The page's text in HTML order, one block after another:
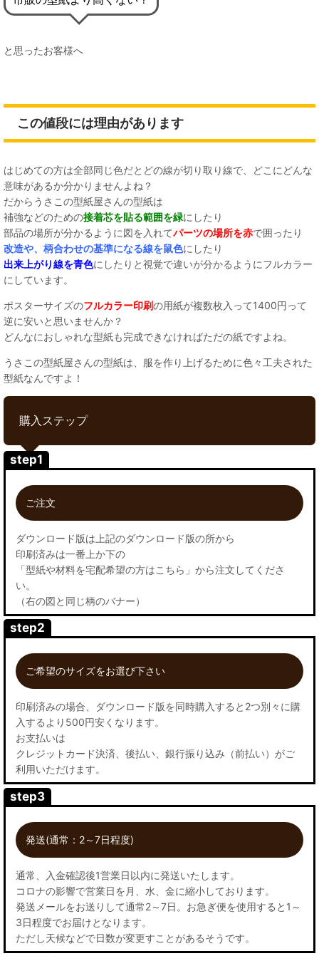
と思ったお客様へ
この値段には理由があります
はじめての方は全部同じ色だとどの線が切り取り線で、どこにどんな
意味があるか分かりませんよね？
だからうさこの型紙屋さんの型紙は
補強などのための接着芯を貼る範囲を緑にしたり
部品の場所が分かるように図を入れてパーツの場所を赤で囲ったり
改造や、柄合わせの基準になる線を鼠色にしたり
出来上がり線を青色にしたりと視覚で違いが分かるようにフルカラー
にしています。
ポスターサイズのフルカラー印刷の用紙が複数枚入って1400円って
逆に安いと思いませんか？
どんなにおしゃれな型紙も完成できなければただの紙ですよね。
うさこの型紙屋さんの型紙は、服を作り上げるために色々工夫された
型紙なんですよ！
購入ステップ
step1
ご注文
ダウンロード版は上記のダウンロード版の所から
印刷済みは一番上か下の
「型紙や材料を宅配希望の方はこちら」から注文してくださ
い。
（右の図と同じ柄のバナー）
step2
ご希望のサイズをお選び下さい
印刷済みの場合、ダウンロード版を同時購入すると2つ別々に購
入するより500円安くなります。
お支払いは
クレジットカード決済、後払い、銀行振り込み（前払い）がご
利用いただけます。
step3
発送(通常：2～7日程度)
通常、入金確認後1営業日以内に発送いたします。
コロナの影響で営業日を月、水、金に縮小しております。
発送メールをお送りして通常2～7日。お急ぎ便を使用すると1～
3日程度でお届けとなります。
ただし天候などで日数が変更すことがあるそうです。